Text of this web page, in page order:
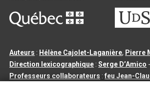
Auteurs : Hélène Cajolet-Laganière, Pierre
Direction lexicographique :Serge D’Amico -
Professeurs collaborateurs :feu Jean-